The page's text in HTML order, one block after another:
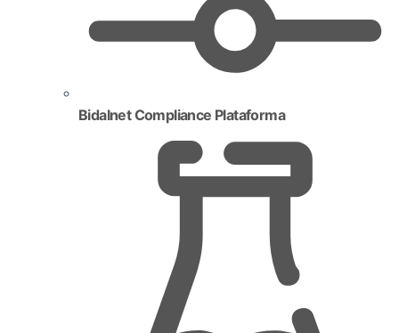
Bidalnet Compliance Plataforma